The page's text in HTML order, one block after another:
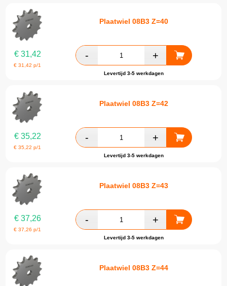
Plaatwiel 08B3 Z=40
€31,42
€31,42 p/1
Levertijd 3-5 werkdagen
Plaatwiel 08B3 Z=42
€35,22
€35,22 p/1
Levertijd 3-5 werkdagen
Plaatwiel 08B3 Z=43
€37,26
€37,26 p/1
Levertijd 3-5 werkdagen
Plaatwiel 08B3 Z=44